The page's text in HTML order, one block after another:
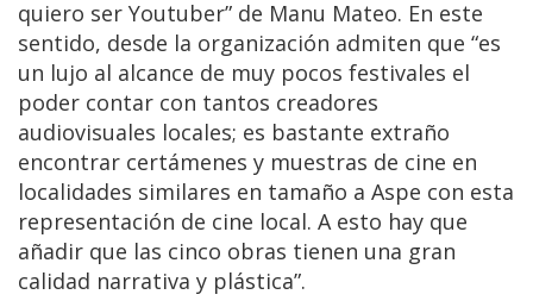
quiero ser Youtuber” de Manu Mateo. En este
sentido, desde la organización admiten que “es
un lujo al alcance de muy pocos festivales el
poder contar con tantos creadores
audiovisuales locales; es bastante extraño
encontrar certámenes y muestras de cine en
localidades similares en tamaño a Aspe con esta
representación de cine local. A esto hay que
añadir que las cinco obras tienen una gran
calidad narrativa y plástica”.